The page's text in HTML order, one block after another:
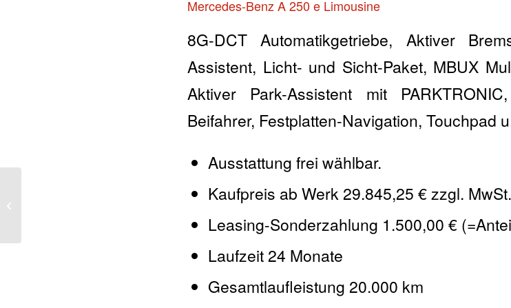
Mercedes-Benz A 250 e Limousine
8G-DCT Automatikgetriebe, Aktiver
Assistent, Licht- und Sicht-Paket, MBUX
Aktiver Park-Assistent mit
Beifahrer, Festplatten-Navigation, Touchpad
Ausstattung frei wählbar.
Kaufpreis ab Werk 29.845,25 € zzgl. MwSt.
Leasing-Sonderzahlung 1.500,00 €
Laufzeit 24 Monate
Gesamtlaufleistung 20.000 km